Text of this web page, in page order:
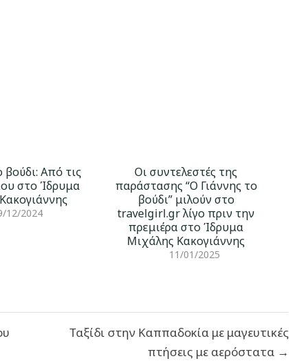
βούδι: Από τις
στο Ίδρυμα
12/2024
Οι συντελεστές της
παράστασης “Ο Γιάννης το
βούδι” μιλούν στο
travelgirl.gr λίγο πριν την
πρεμιέρα στο Ίδρυμα
Μιχάλης Κακογιάννης
11/01/2025
Ταξίδι στην Καππαδοκία με μαγευτικές
πτήσεις με αερόστατα →